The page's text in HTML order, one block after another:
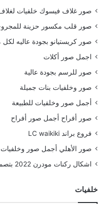
صور غلاف فيسوك خلفيات
صور قلب مكسور حزينة
صور كريستيانو بجودة عاليه لكل
اجمل صور أكلات
صور للرسم بجودة عالية
صور وخلفيات بنات جميلة
أجمل صور وخلفيات للطبيعة
صور أفراح أجمل صور أفراح
فروع براند LC waikiki
صور الأهلي أجمل صور وخلفيات
اشكال ركنات مودرن 2022 بتصميمات رائعة
خلفيات